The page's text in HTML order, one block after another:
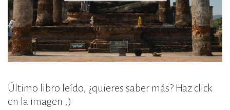
Último libro leído, ¿quieres saber más? Haz click
en la imagen ;)